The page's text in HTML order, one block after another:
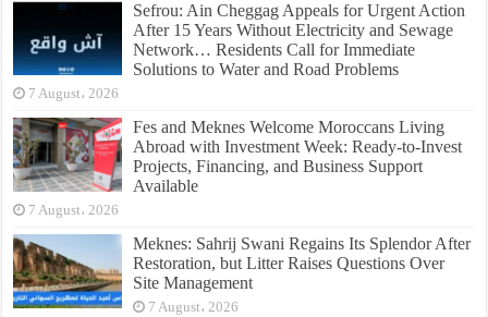
Sefrou: Ain Cheggag Appeals for Urgent Action
After 15 Years Without Electricity and Sewage
Network… Residents Call for Immediate
Solutions to Water and Road Problems
7 August، 2026
Fes and Meknes Welcome Moroccans Living
Abroad with Investment Week: Ready-to-Invest
Projects, Financing, and Business Support
Available
7 August، 2026
Meknes: Sahrij Swani Regains Its Splendor After
Restoration, but Litter Raises Questions Over
Site Management
7 August، 2026